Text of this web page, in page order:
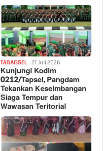
TABAGSEL 27 Juli 2026
Kunjungi Kodim
0212/Tapsel, Pangdam
Tekankan Keseimbangan
Siaga Tempur dan
Wawasan Teritorial